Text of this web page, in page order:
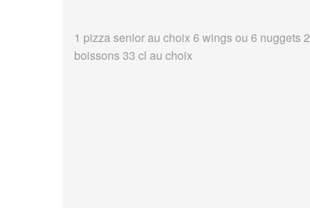
1 pizza senior au choix 6 wings ou 6 nuggets 2
boissons 33 cl au choix